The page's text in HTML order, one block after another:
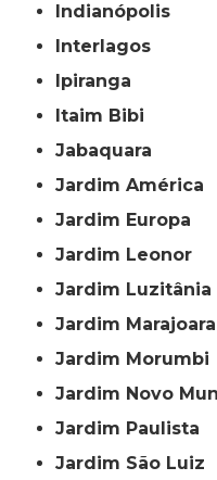
Indianópolis
Interlagos
Ipiranga
Itaim Bibi
Jabaquara
Jardim América
Jardim Europa
Jardim Leonor
Jardim Luzitânia
Jardim Marajoara
Jardim Morumbi
Jardim Novo
Jardim Paulista
Jardim São Luiz